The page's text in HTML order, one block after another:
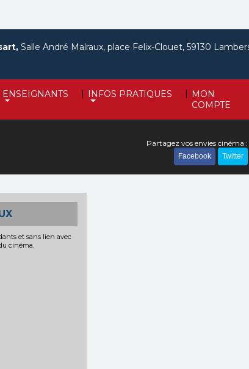
ENSEIGNANTS | INFOS PRATIQUES | MON
COMPTE
Salle André Malraux, place Felix-Clouet, 59130
Partagez vos envies cinéma :
Facebook Twitter
et sans lien avec
cinéma.